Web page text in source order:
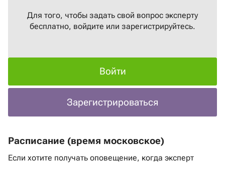
Для того, чтобы задать свой вопрос эксперту
бесплатно, войдите или зарегистрируйтесь.
Войти
Зарегистрироваться
Расписание (время московское)
Если хотите получать оповещение, когда эксперт